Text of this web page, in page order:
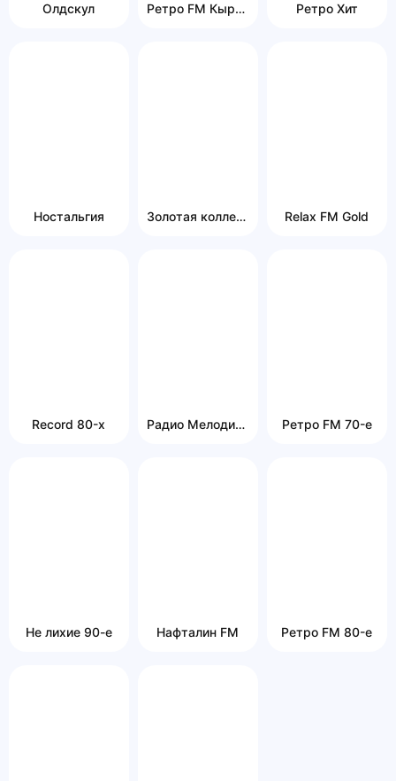
Олдскул Ретро FM Кыргызстан Ретро Хит
Ностальгия Золотая коллекция Relax FM Gold
Record 80-х Радио Мелодия (Санкт-Петербург) Ретро FM 70-е
Не лихие 90-е Нафталин FM Ретро FM 80-е